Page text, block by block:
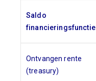
Saldo
financieringsfunctie
Ontvangen rente
(treasury)